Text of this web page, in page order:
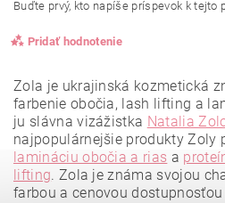
Buďte prvý, kto napíše príspevok k tejto
Pridať hodnotenie
Zola je ukrajinská kozmetická
farbenie obočia, lash lifting a
ju slávna vizážistka Natalia
najpopulárnejšie produkty Zoly
lamináciu obočia a rias a
lifting. Zola je známa svojou
farbou a cenovou